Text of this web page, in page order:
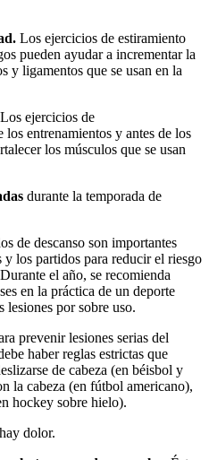
Los ejercicios de estiramiento
pueden ayudar a incrementar la
y ligamentos que se usan en la
Los ejercicios de
entrenamientos y antes de los
los músculos que se usan
durante la temporada de
de descanso son importantes
y los partidos para reducir el riesgo
el año, se recomienda
en la práctica de un deporte
lesiones por sobre uso.
prevenir lesiones serias del
haber reglas estrictas que
de cabeza (en béisbol y
la cabeza (en fútbol americano),
hockey sobre hielo).
dolor.